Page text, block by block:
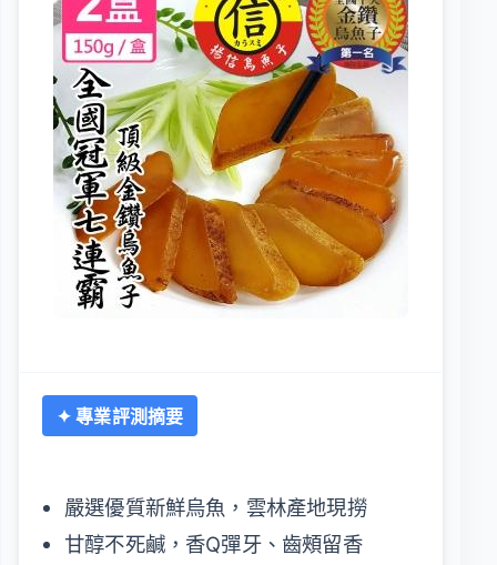
✦ 專業評測摘要
嚴選優質新鮮烏魚，雲林產地現撈
甘醇不死鹹，香Q彈牙、齒頰留香